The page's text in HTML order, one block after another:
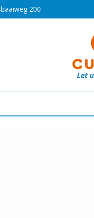
200